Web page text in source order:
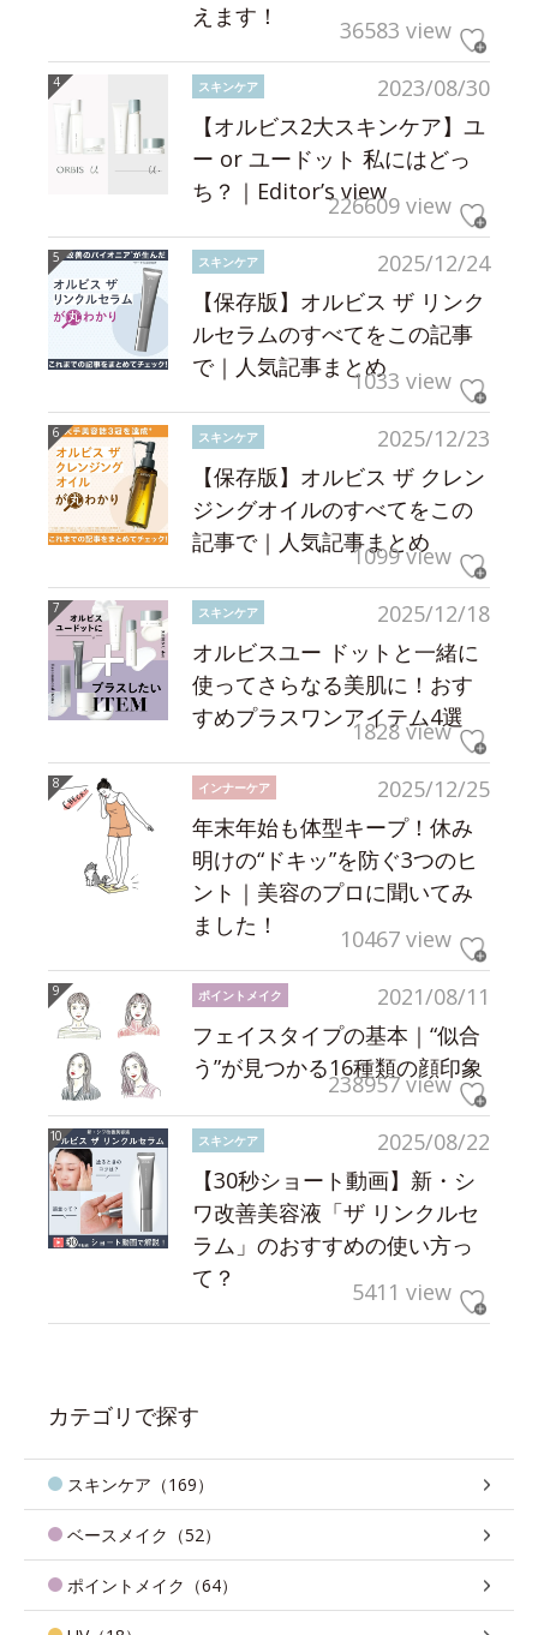
えます！
36583 view
2023/08/30
スキンケア
【オルビス2大スキンケア】ユ
ー or ユードット 私にはどっ
ち？｜Editor’s view226609 view
2025/12/24
スキンケア
【保存版】オルビス ザ リンク
ルセラムのすべてをこの記事
で｜人気記事まとめ1033 view
2025/12/23
スキンケア
【保存版】オルビス ザ クレン
ジングオイルのすべてをこの
記事で｜人気記事まとめ
1099 view
2025/12/18
スキンケア
オルビスユー ドットと一緒に
使ってさらなる美肌に！おす
すめプラスワンアイテム4選
1828 view
2025/12/25
インナーケア
年末年始も体型キープ！休み
明けの“ドキッ”を防ぐ3つのヒ
ント｜美容のプロに聞いてみ
ました！
10467 view
2021/08/11
ポイントメイク
フェイスタイプの基本｜“似合
う”が見つかる16種類の顔印象
238957 view
2025/08/22
スキンケア
【30秒ショート動画】新・シ
ワ改善美容液「ザ リンクルセ
ラム」のおすすめの使い方っ
て？
5411 view
カテゴリで探す
スキンケア（169）
ベースメイク（52）
ポイントメイク（64）